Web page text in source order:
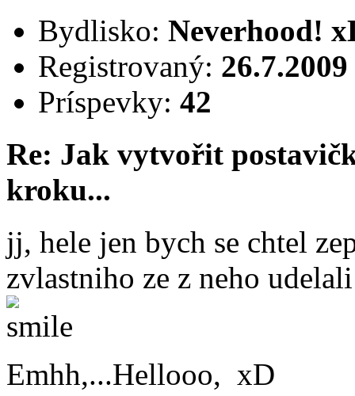
Bydlisko: Neverhood!
Registrovaný: 26.7.2009
Príspevky: 42
Re: Jak vytvořit
kroku...
jj, hele jen bych se chtel
zvlastniho ze z neho
Emhh,...Hellooo, xD